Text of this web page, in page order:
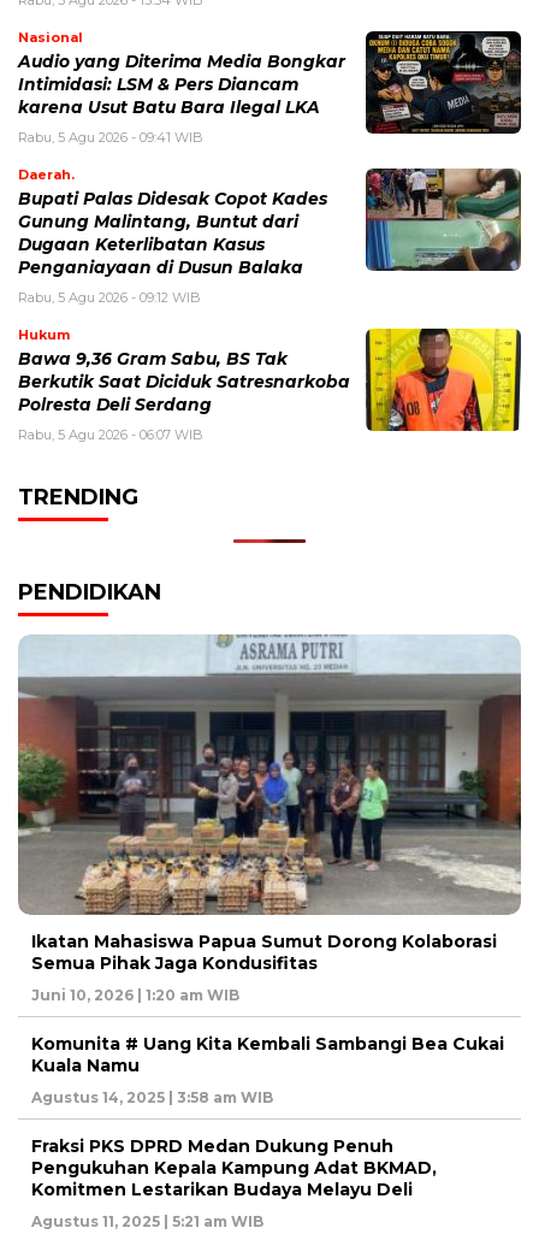
Nasional
Audio yang Diterima Media Bongkar
Intimidasi: LSM & Pers Diancam
karena Usut Batu Bara Ilegal LKA
Rabu, 5 Agu 2026 - 09:41 WIB
Daerah.
Bupati Palas Didesak Copot Kades
Gunung Malintang, Buntut dari
Dugaan Keterlibatan Kasus
Penganiayaan di Dusun Balaka
Rabu, 5 Agu 2026 - 09:12 WIB
Hukum
Bawa 9,36 Gram Sabu, BS Tak
Berkutik Saat Diciduk Satresnarkoba
Polresta Deli Serdang
Rabu, 5 Agu 2026 - 06:07 WIB
TRENDING
PENDIDIKAN
Ikatan Mahasiswa Papua Sumut Dorong Kolaborasi
Semua Pihak Jaga Kondusifitas
Juni 10, 2026 | 1:20 am WIB
Komunita # Uang Kita Kembali Sambangi Bea Cukai
Kuala Namu
Agustus 14, 2025 | 3:58 am WIB
Fraksi PKS DPRD Medan Dukung Penuh
Pengukuhan Kepala Kampung Adat BKMAD,
Komitmen Lestarikan Budaya Melayu Deli
Agustus 11, 2025 | 5:21 am WIB